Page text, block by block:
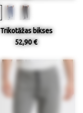
Trikotāžas bikses
52,90 €